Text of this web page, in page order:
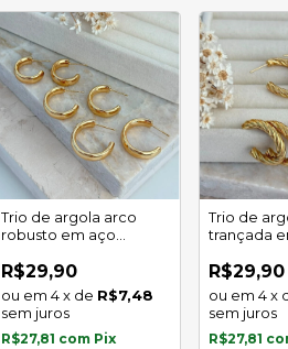
Trio de argola arco
robusto em aço
R$29,90
4 x de R$7,48
sem juros
R$27,81 com Pix
Trio de
trançada
R$29,90
4 x
sem juros
R$27,81